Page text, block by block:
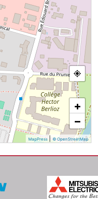
+
−
MapPress|© OpenStreetMap